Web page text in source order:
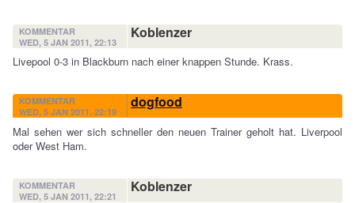
KOMMENTAR
WED, 5 JAN 2011, 22:13
Koblenzer
Livepool 0-3 in Blackburn nach einer knappen Stunde. Krass.
KOMMENTAR
WED, 5 JAN 2011, 22:19
dogfood
Mal sehen wer sich schneller den neuen Trainer geholt hat. Liverpool
oder West Ham.
KOMMENTAR
WED, 5 JAN 2011, 22:21
Koblenzer